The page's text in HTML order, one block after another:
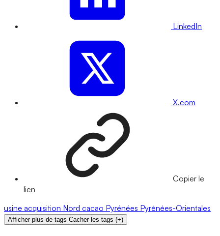
LinkedIn
X.com
Copier le
lien
usine acquisition Nord cacao Pyrénées Pyrénées-Orientales
Afficher plus de tags Cacher les tags (+)